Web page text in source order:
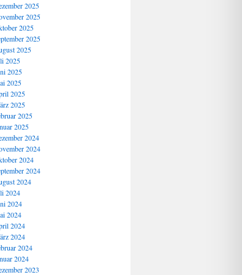
2025
2025
2025
2025
2025
2025
2025
2025
2025
2025
2025
2025
2024
2024
2024
2024
2024
2024
2024
2024
2024
2024
2024
2024
2023